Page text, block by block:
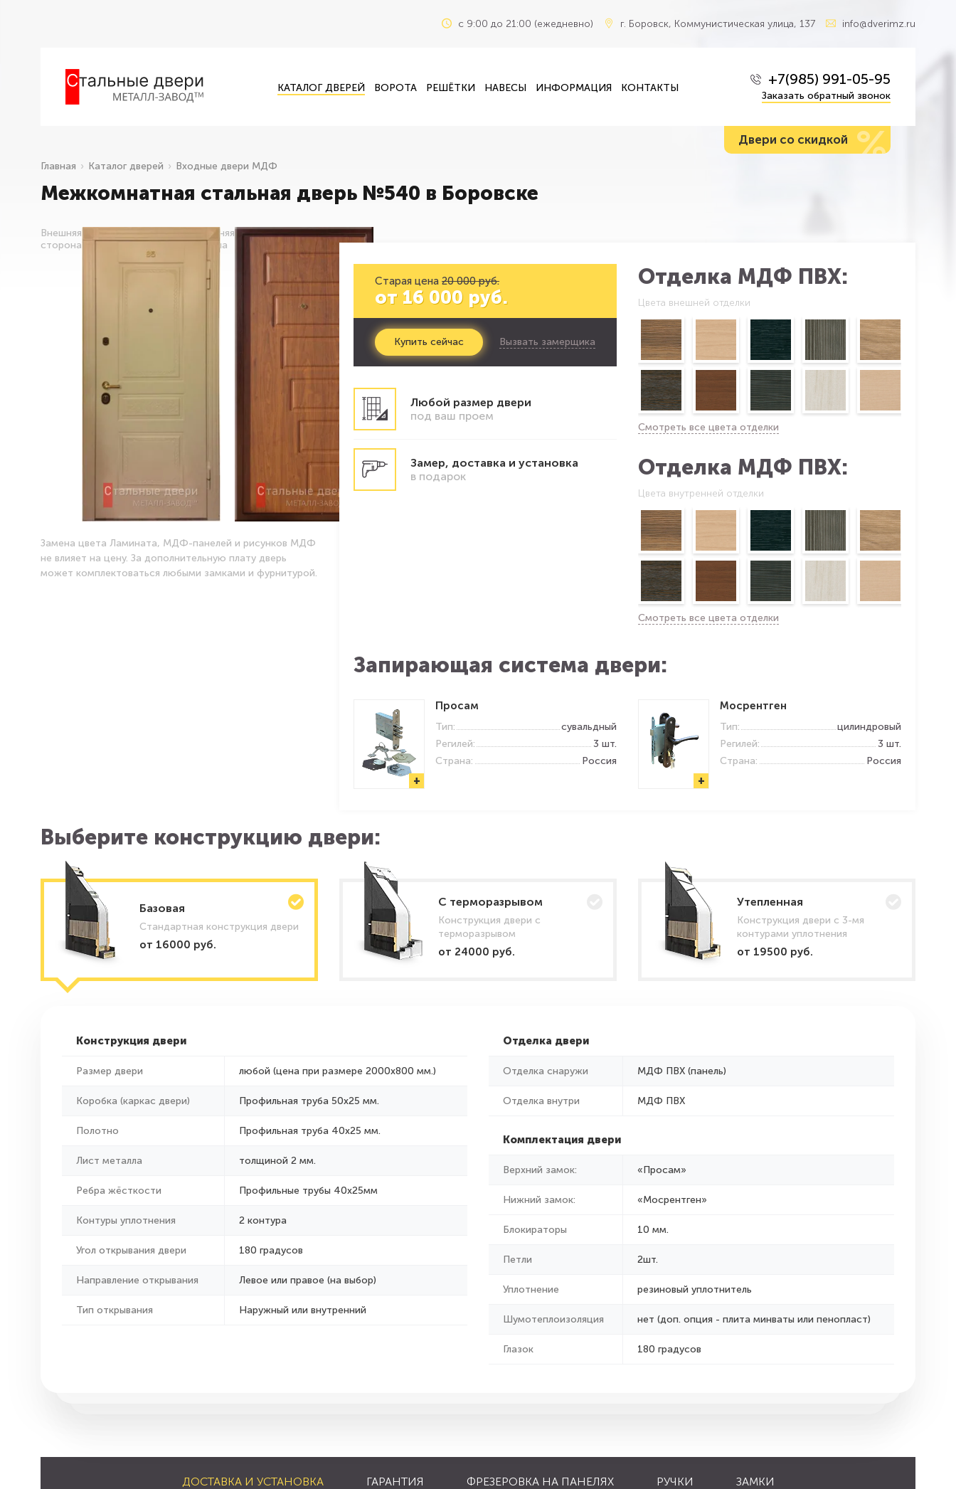
c 9:00 до 21:00 (ежедневно) г. Боровск, Коммунистическая улица, 137 info@dverimz.ru
КАТАЛОГ ДВЕРЕЙ ВОРОТА РЕШЁТКИ НАВЕСЫ ИНФОРМАЦИЯ КОНТАКТЫ +7(985) 991-05-95
Заказать обратный звонок
Двери со скидкой %
Межкомнатная стальная дверь №540 в Боровске
Главная Каталог дверей Входные двери МДФ
Внешняя
сторона
Внутренняя
сторона
Замена цвета Ламината, МДФ-панелей и рисунков МДФ
не влияет на цену. За дополнительную плату дверь
может комплектоваться любыми замками и фурнитурой.
Старая цена 20 000 руб.
от 16 000 руб.
Купить сейчас Вызвать замерщика
Любой размер двери
под ваш проем
Замер, доставка и установка
в подарок
Отделка МДФ ПВХ:
Цвета внешней отделки
Смотреть все цвета отделки
Отделка МДФ ПВХ:
Цвета внутренней отделки
Смотреть все цвета отделки
Запирающая система двери:
+
Просам
Тип:
сувальдный
Регилей:
3 шт.
Страна:
Россия
+
Мосрентген
Тип:
цилиндровый
Регилей:
3 шт.
Страна:
Россия
Выберите конструкцию двери:
Базовая
Стандартная конструкция двери
от 16000 руб.
C терморазрывом
Конструкция двери с
терморазрывом
от 24000 руб.
Утепленная
Конструкция двери с 3-мя
контурами уплотнения
от 19500 руб.
Конструкция двери
Размер двери любой (цена при размере 2000x800 мм.)
Коробка (каркас двери) Профильная труба 50х25 мм.
Полотно Профильная труба 40х25 мм.
Лист металла толщиной 2 мм.
Ребра жёсткости Профильные трубы 40х25мм
Контуры уплотнения 2 контура
Угол открывания двери 180 градусов
Направление открывания Левое или правое (на выбор)
Тип открывания Наружный или внутренний
Отделка двери
Отделка снаружи МДФ ПВХ (панель)
Отделка внутри МДФ ПВХ
Комплектация двери
Верхний замок: «Просам»
Нижний замок: «Мосрентген»
Блокираторы 10 мм.
Петли 2шт.
Уплотнение резиновый уплотнитель
Шумотеплоизоляция нет (доп. опция - плита минваты или пенопласт)
Глазок 180 градусов
ДОСТАВКА И УСТАНОВКА ГАРАНТИЯ ФРЕЗЕРОВКА НА ПАНЕЛЯХ РУЧКИ ЗАМКИ